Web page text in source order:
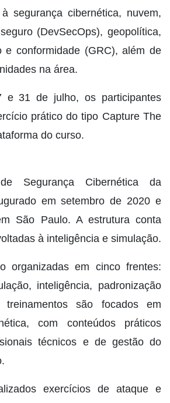
segurança cibernética, nuvem,
(DevSecOps), geopolítica,
e conformidade (GRC), além de
na área.
e 31 de julho, os participantes
prático do tipo Capture The
do curso.
Segurança Cibernética da
em setembro de 2020 e
São Paulo. A estrutura conta
à inteligência e simulação.
organizadas em cinco frentes:
inteligência, padronização
são focados em
com conteúdos práticos
técnicos e de gestão do
exercícios de ataque e